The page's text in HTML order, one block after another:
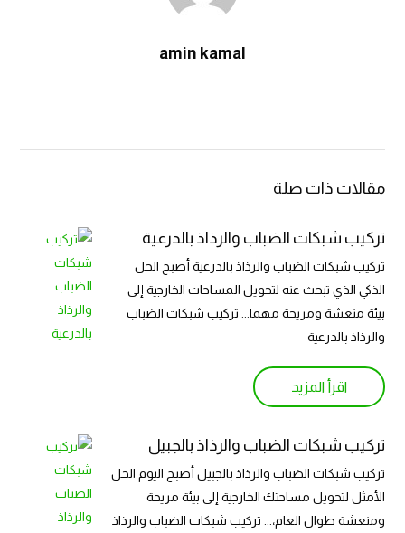
amin kamal
مقالات ذات صلة
تركيب شبكات الضباب والرذاذ بالدرعية
تركيب شبكات الضباب والرذاذ بالدرعية أصبح الحل
الذكي الذي تبحث عنه لتحويل المساحات الخارجية إلى
بيئة منعشة ومريحة مهما... تركيب شبكات الضباب
والرذاذ بالدرعية
اقرأ المزيد
تركيب شبكات الضباب والرذاذ بالجبيل
تركيب شبكات الضباب والرذاذ بالجبيل أصبح اليوم الحل
الأمثل لتحويل مساحتك الخارجية إلى بيئة مريحة
ومنعشة طوال العام،... تركيب شبكات الضباب والرذاذ